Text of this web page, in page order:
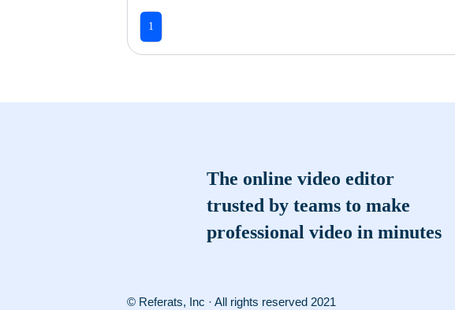
1
The online video editor
trusted by teams to make
professional video in minutes
© Referats, Inc · All rights reserved 2021